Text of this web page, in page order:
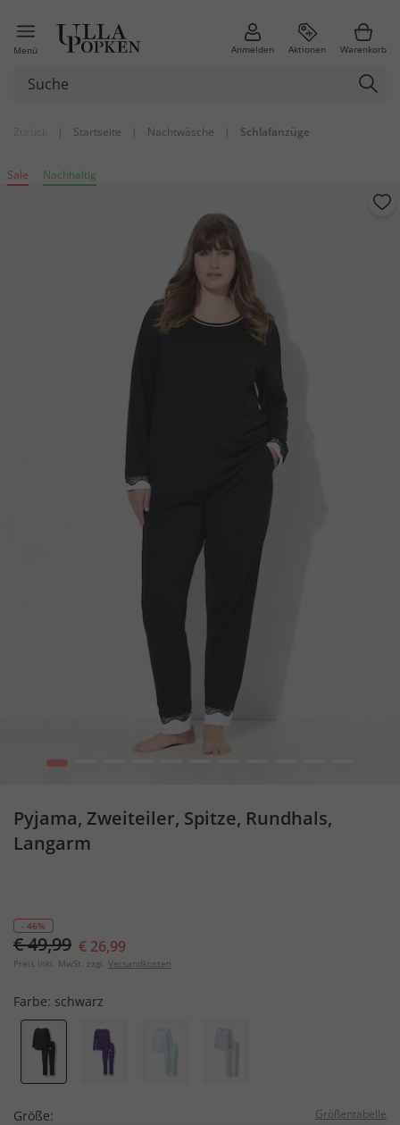
Menü Anmelden Aktionen Warenkorb
| Startseite | Nachtwäsche | Schlafanzüge
Sale Nachhaltig
1
Pyjama, Zweiteiler, Spitze, Rundhals,
Langarm
- 46%
€ 49,99 € 26,99
Preis inkl. MwSt. zzgl. Versandkosten
Farbe: schwarz
Größe: Größentabelle